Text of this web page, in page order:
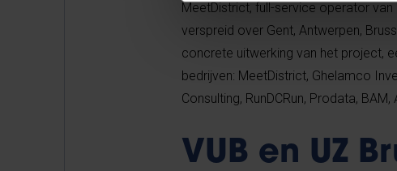
MeetDistrict, full-service operator
verspreid over Gent, Antwerpen,
concrete uitwerking van het project,
bedrijven: MeetDistrict, Ghelamco
Consulting, RunDCRun, Prodata, BAM,
VUB en UZ